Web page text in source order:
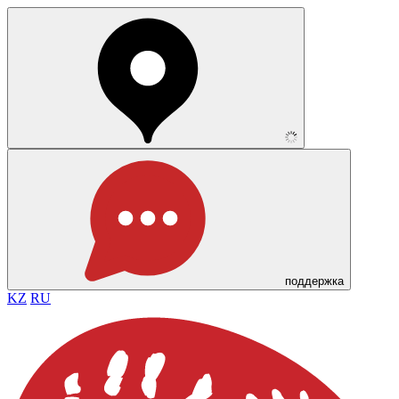
поддержка
KZ RU